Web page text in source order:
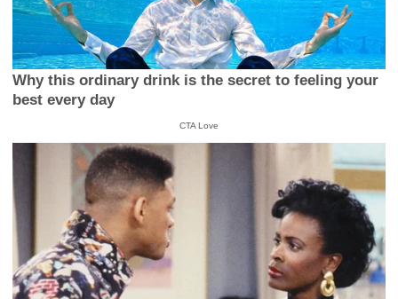
Why this ordinary drink is the secret to feeling your
best every day
CTA Love